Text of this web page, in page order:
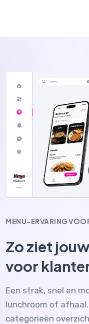
MENU-ERVARING
Zo ziet
voor
Een strak, snel en
lunchroom of
categorieën